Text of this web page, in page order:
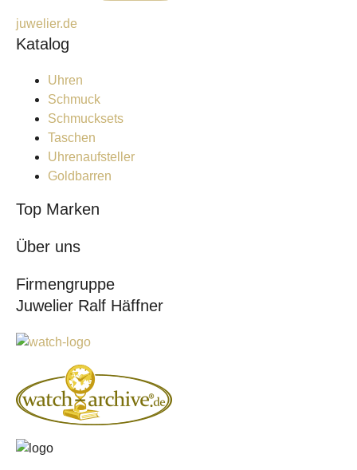
juwelier.de
Katalog
Uhren
Schmuck
Schmucksets
Taschen
Uhrenaufsteller
Goldbarren
Top Marken
Über uns
Firmengruppe
Juwelier Ralf Häffner